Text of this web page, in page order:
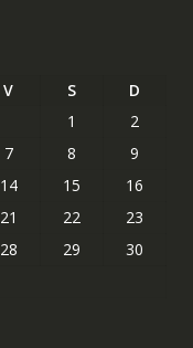
V S
D
1
2
7 8
9
14 15
16
21 22
23
28 29
30